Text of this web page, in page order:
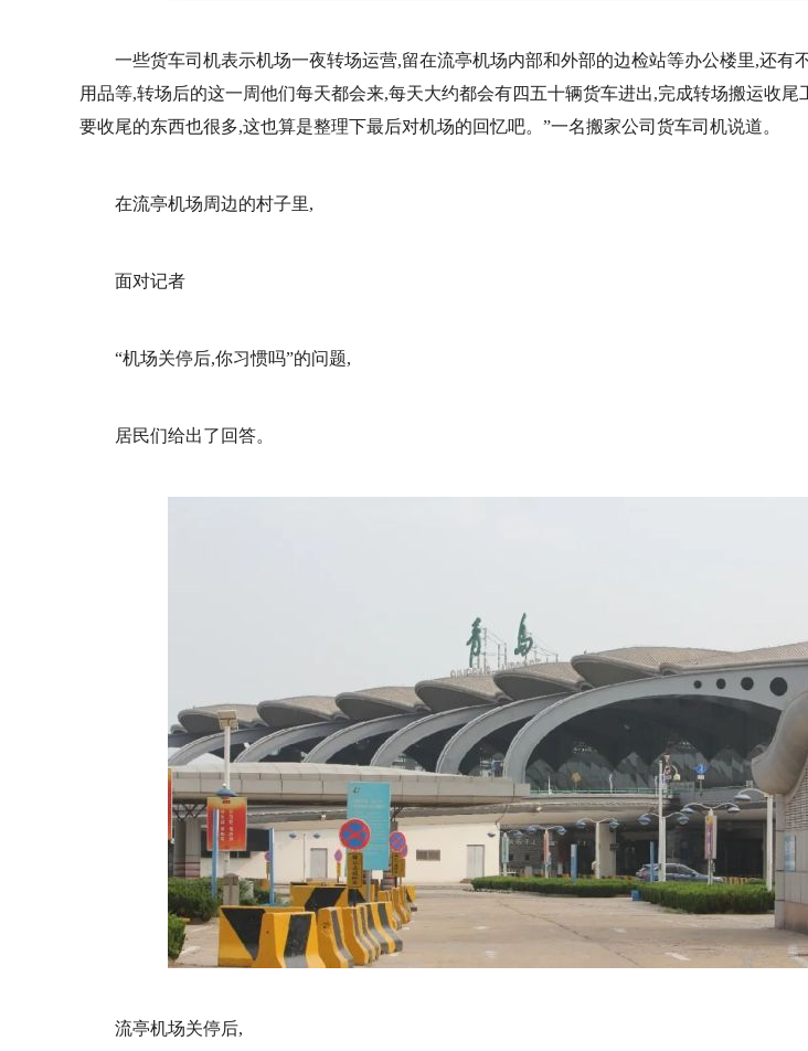
一些货车司机表示机场一夜转场运营,留在流亭机场内部和外部的边检站等办公楼里,还有
用品等,转场后的这一周他们每天都会来,每天大约都会有四五十辆货车进出,完成转场搬运收尾
要收尾的东西也很多,这也算是整理下最后对机场的回忆吧。”一名搬家公司货车司机说道。
在流亭机场周边的村子里,
面对记者
“机场关停后,你习惯吗”的问题,
居民们给出了回答。
流亭机场关停后,